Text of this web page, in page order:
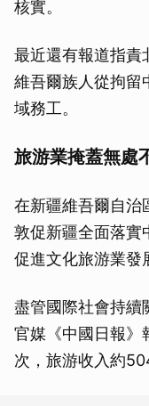
核實。
最近還有報道指責
維吾爾族人從拘留
域務工。
旅游業掩蓋無處
在新疆維吾爾自治
敦促新疆全面落實
促進文化旅游業發
盡管國際社會持續
官媒《中國日報》
次，旅游收入約